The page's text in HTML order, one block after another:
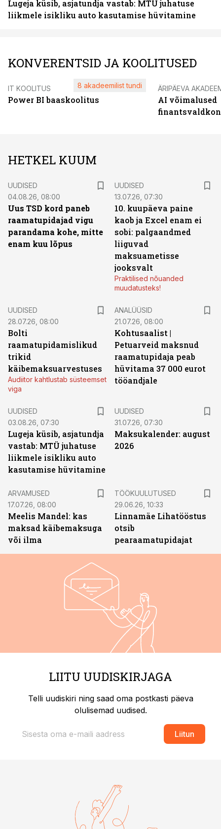
Lugeja küsib, asjatundja vastab: MTÜ juhatuse
liikmele isikliku auto kasutamise hüvitamine
KONVERENTSID JA KOOLITUSED
IT KOOLITUS
Power BI baaskoolitus
8 akadeemilist tundi ÄRIPÄEVA
AI võimalused
HETKEL KUUM
UUDISED
04.08.26, 08:00
Uus TSD kord paneb
raamatupidajad vigu
parandama kohe, mitte
enam kuu lõpus
UUDISED
13.07.26, 07:30
10. kuupäeva paine
kaob ja Excel enam ei
sobi: palgaandmed
liiguvad
maksuametisse
jooksvalt
Praktilised nõuanded
muudatusteks!
UUDISED
28.07.26, 08:00
Bolti
raamatupidamislikud
trikid
käibemaksuarvestuses
Audiitor kahtlustab süsteemset
viga
ANALÜÜSID
21.07.26, 08:00
Kohtusaalist |
Petuarveid maksnud
raamatupidaja peab
hüvitama 37 000 eurot
tööandjale
UUDISED
03.08.26, 07:30
Lugeja küsib, asjatundja
vastab: MTÜ juhatuse
liikmele isikliku auto
kasutamise hüvitamine
UUDISED
31.07.26, 07:30
Maksukalender: august
2026
ARVAMUSED
17.07.26, 08:00
Meelis Mandel: kas
maksad käibemaksuga
või ilma
TÖÖKUULUTUSED
29.06.26, 10:33
Linnamäe Lihatööstus
otsib
pearaamatupidajat
LIITU UUDISKIRJAGA
Telli uudiskiri ning saad oma postkasti päeva
olulisemad uudised.
Liitun